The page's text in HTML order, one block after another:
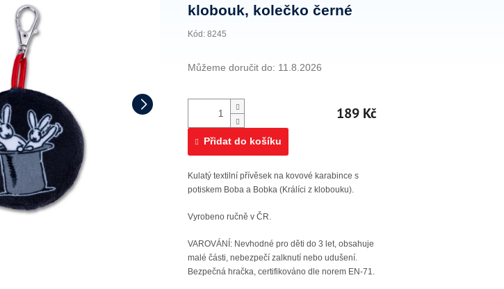
klobouk, kolečko černé
Kód: 8245
Můžeme doručit do: 11.8.2026
189 Kč
Přidat do košíku
Kulatý textilní přívěsek na kovové karabince s
potiskem Boba a Bobka (Králíci z klobouku).
Vyrobeno ručně v ČR.
VAROVÁNÍ: Nevhodné pro děti do 3 let, obsahuje
malé části, nebezpečí zalknutí nebo udušení.
Bezpečná hračka, certifikováno dle norem EN-71.